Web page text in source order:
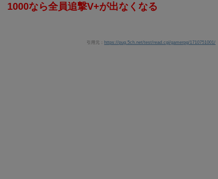
1000なら全員追撃V+が出なくなる
引用元： https://pug.5ch.net/test/read.cgi/gamerpg/1710751001/